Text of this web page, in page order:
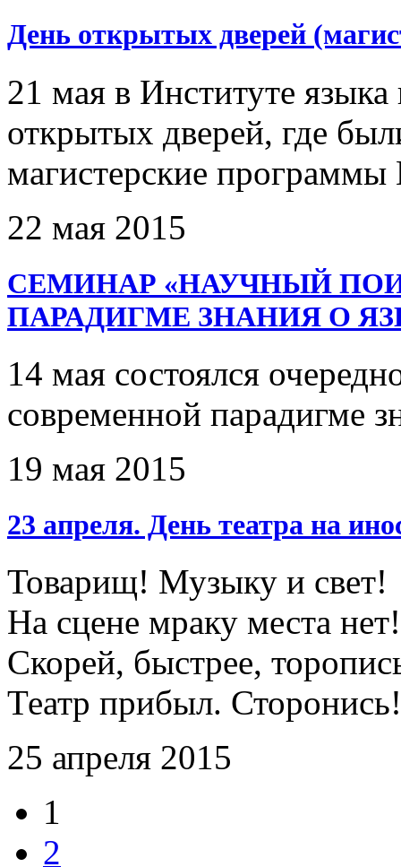
День открытых дверей
21 мая в Институте
открытых дверей, где
магистерские программы
22 мая 2015
CЕМИНАР «НАУЧНЫЙ
ПАРАДИГМЕ ЗНАНИЯ О
14 мая состоялся
современной парадигме
19 мая 2015
23 апреля. День театра на
Товарищ! Музыку и свет!
На сцене мраку места нет!
Скорей, быстрее,
Театр прибыл.
25 апреля 2015
1
2